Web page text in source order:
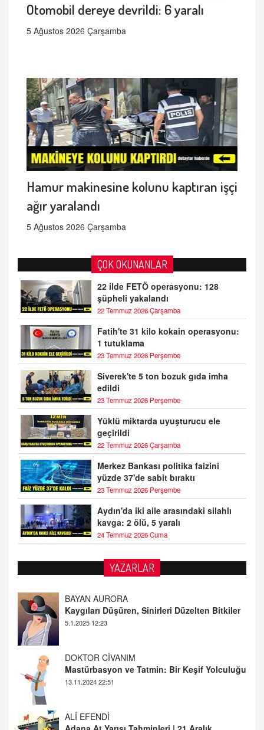
Otomobil dereye devrildi: 6 yaralı
5 Ağustos 2026 Çarşamba
Hamur makinesine kolunu kaptıran işçi
ağır yaralandı
5 Ağustos 2026 Çarşamba
ÇOK OKUNANLAR
22 ilde FETÖ operasyonu: 128
şüpheli yakalandı
22 Temmuz 2026 Çarşamba
Fatih'te 31 kilo kokain operasyonu:
1 tutuklama
23 Temmuz 2026 Perşembe
Siverek'te 5 ton bozuk gıda imha
edildi
23 Temmuz 2026 Perşembe
Yüklü miktarda uyuşturucu ele
geçirildi
22 Temmuz 2026 Çarşamba
Merkez Bankası politika faizini
yüzde 37'de sabit bıraktı
23 Temmuz 2026 Perşembe
Aydın'da iki aile arasındaki silahlı
kavga: 2 ölü, 5 yaralı
24 Temmuz 2026 Cuma
YAZARLAR
DOKTOR CİVANIM
Mastürbasyon ve Tatmin: Bir Keşif Yolculuğu
13.11.2024 22:51
ALİ EFENDİ
Adana At Yarışı Tahminleri | 21 Aralık
Cumartesi
TUTKUNUN PERİSİ